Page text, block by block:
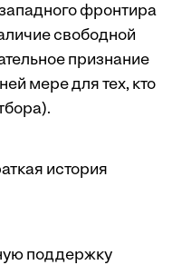
фронтира
свободной
признание
мере для тех, кто
история
поддержку